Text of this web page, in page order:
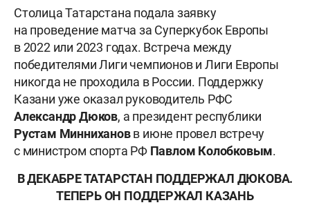
Столица Татарстана подала заявку
на проведение матча за Суперкубок Европы
в 2022 или 2023 годах. Встреча между
победителями Лиги чемпионов и Лиги Европы
никогда не проходила в России. Поддержку
Казани уже оказал руководитель РФС
АлександрДюков, а президент республики
Рустам Миннихановв июне провел встречу
с министром спорта РФ Павлом Колобковым.
В ДЕКАБРЕ ТАТАРСТАН ПОДДЕРЖАЛ ДЮКОВА.
ТЕПЕРЬ ОН ПОДДЕРЖАЛ КАЗАНЬ